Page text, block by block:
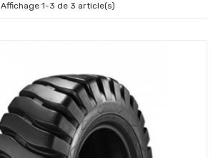
Affichage 1-3 de 3 article(s)